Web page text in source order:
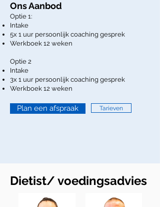
Ons Aanbod
Optie 1:
Intake
5x 1 uur persoonlijk coaching gesprek
Werkboek 12 weken
Optie 2
Intake
3x 1 uur persoonlijk coaching gesprek
Werkboek 12 weken
Plan een afspraak Tarieven
Dietist/ voedingsadvies